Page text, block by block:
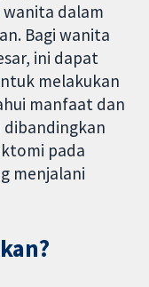
dalam
Bagi wanita
ini dapat
melakukan
manfaat dan
pada
menjalani